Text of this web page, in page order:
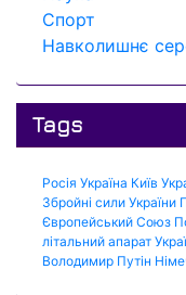
Спорт
Навколишнє
Tags
Росія Україна Київ
Збройні сили України
Європейський Союз
літальний апарат
Володимир Путін